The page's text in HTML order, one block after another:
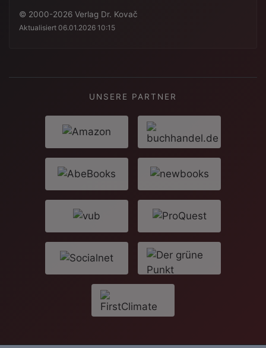
© 2000-2026 Verlag Dr. Kovač
Aktualisiert 06.01.2026 10:15
UNSERE PARTNER